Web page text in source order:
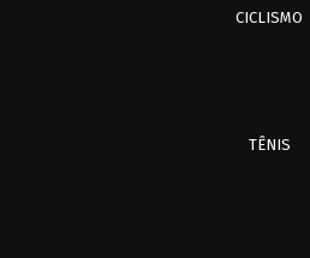
CICLISMO
TÊNIS